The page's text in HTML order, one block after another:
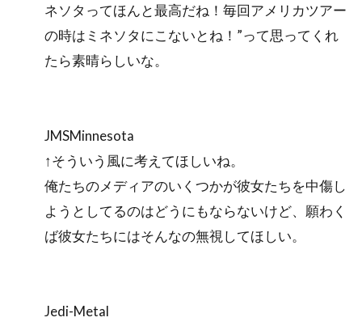
ネソタってほんと最高だね！毎回アメリカツアー
の時はミネソタにこないとね！”って思ってくれ
たら素晴らしいな。
JMSMinnesota
↑そういう風に考えてほしいね。
俺たちのメディアのいくつかが彼女たちを中傷し
ようとしてるのはどうにもならないけど、願わく
ば彼女たちにはそんなの無視してほしい。
Jedi-Metal